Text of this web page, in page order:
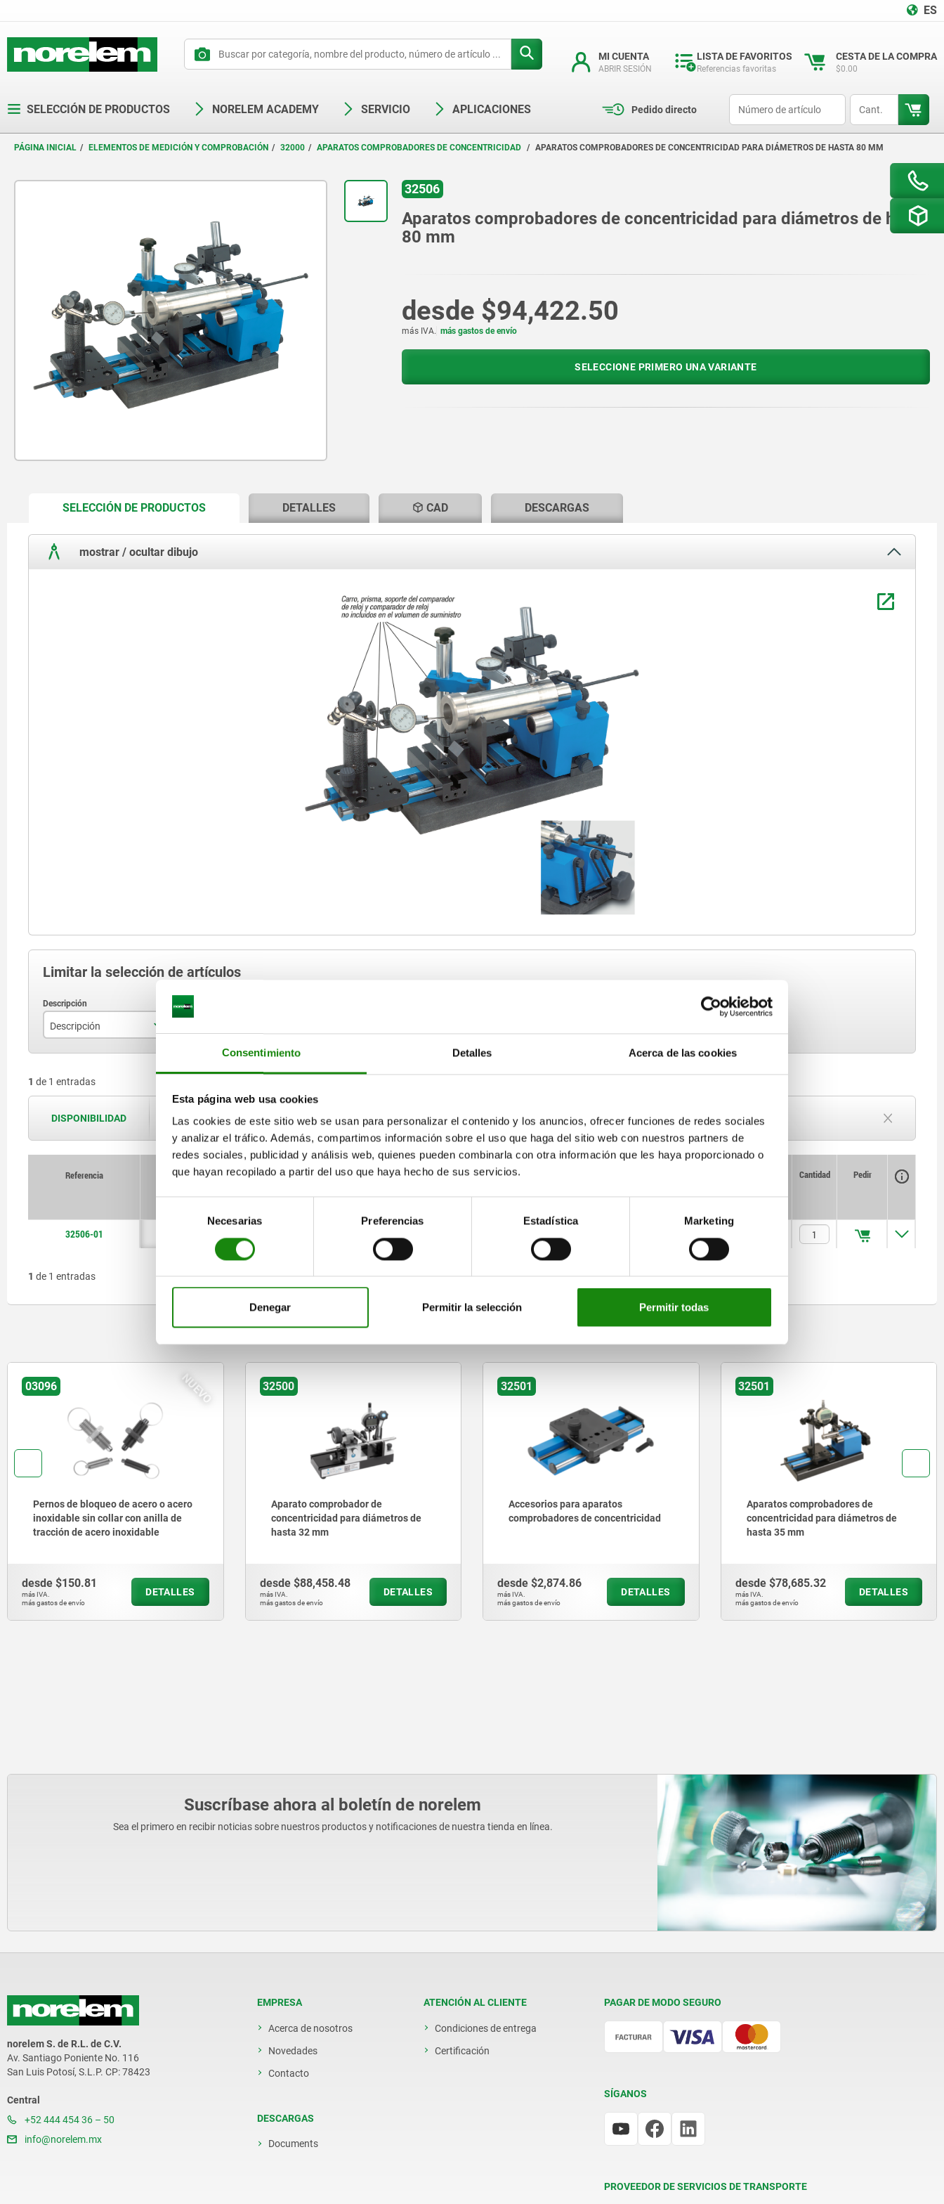
Consentimiento Detalles Acerca de las cookies
Esta página web usa cookies
Las cookies de este sitio web se usan para personalizar el contenido y los anuncios, ofrecer funciones de redes sociales
y analizar el tráfico. Además, compartimos información sobre el uso que haga del sitio web con nuestros partners de
redes sociales, publicidad y análisis web, quienes pueden combinarla con otra información que les haya proporcionado o
que hayan recopilado a partir del uso que haya hecho de sus servicios.
de
consentimiento
Necesarias Preferencias Estadística Marketing
Denegar Permitir la selección Permitir todas
ES
MI CUENTA
ABRIR SESIÓN
LISTA DE FAVORITOS
Referencias favoritas
CESTA DE LA COMPRA
$0.00
SELECCIÓN DE PRODUCTOS NORELEM ACADEMY SERVICIO APLICACIONES Pedido directo
PÁGINA INICIAL ELEMENTOS DE MEDICIÓN Y COMPROBACIÓN 32000 APARATOS COMPROBADORES DE CONCENTRICIDAD APARATOS COMPROBADORES DE CONCENTRICIDAD PARA DIÁMETROS DE HASTA 80 MM
32506
Aparatos comprobadores de concentricidad para diámetros de hasta
80 mm
desde $94,422.50
más IVA. más gastos de envío
SELECCIONE PRIMERO UNA VARIANTE
SELECCIÓN DE PRODUCTOSCURRENT
DETALLES CAD DESCARGAS
mostrar / ocultar dibujo
Limitar la selección de artículos
Descripción
Aparato comprobador de concentricidad
1 de 1 entradas
DISPONIBILIDAD Las disponibilidades se actualizan varias veces al día a intervalos regulares.
17+ días
Actualmente agotado
Referencia
Descripción
Cantidad Pedir
32506-01
1 de 1 entradas AMPLIAR TABLA
Otros clientes también compraron
NUEVO
03096
Pernos de bloqueo de acero o acero
inoxidable sin collar con anilla de
tracción de acero inoxidable
desde $150.81
más IVA.
más gastos de envío
DETALLES
32500
Aparato comprobador de
concentricidad para diámetros de
hasta 32 mm
desde $88,458.48
más IVA.
más gastos de envío
DETALLES
32501
Accesorios para aparatos
comprobadores de concentricidad
desde $2,874.86
más IVA.
más gastos de envío
DETALLES
32501
Aparatos comprobadores de
concentricidad para diámetros de
hasta 35 mm
desde $78,685.32
más IVA.
más gastos de envío
DETALLES
Suscríbase ahora al boletín de norelem
Sea el primero en recibir noticias sobre nuestros productos y notificaciones de nuestra tienda en línea.
norelem S. de R.L. de C.V.
Av. Santiago Poniente No. 116
San Luis Potosí, S.L.P. CP: 78423
Central
+52 444 454 36 – 50
info@norelem.mx
EMPRESA
Acerca de nosotros
Novedades
Contacto
DESCARGAS
Documents
ATENCIÓN AL CLIENTE
Condiciones de entrega
Certificación
PAGAR DE MODO SEGURO
SÍGANOS
PROVEEDOR DE SERVICIOS DE TRANSPORTE